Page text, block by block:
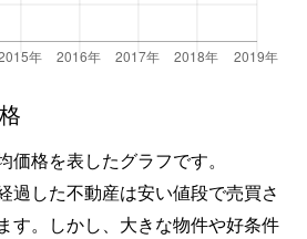
格を表したグラフです。
過した不動産は安い値段で売買さ
す。しかし、大きな物件や好条件